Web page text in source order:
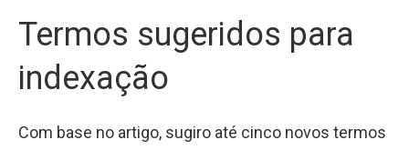
Termos sugeridos para
indexação
Com base no artigo, sugiro até cinco novos termos